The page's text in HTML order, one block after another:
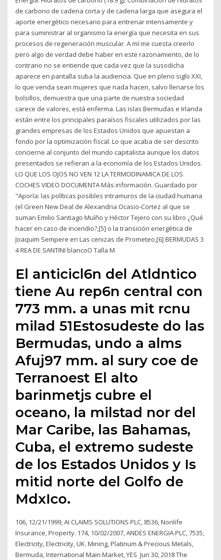
de carbono de cadena corta y de cadena larga que asegura el
aporte energético necesario para entrenar intensamente y
para suministrar al organismo la energía que necesita en sus
procesos de regeneración muscular. A mí me cuesta creerlo
pero algo de verdad debe haber en este razonamiento, de lo
contrario no se entiende que cada vez que la susodicha
aparece en pantalla suba la audiencia. Que en pleno siglo XXI,
lo que venda sean mujeres que nada hacen, salvo llenarse los
bolsillos, demuestra que una parte de nuestra sociedad
carece de valores, está enferma. Las islas Bermudas e Irlanda
están entre los principales paraísos fiscales utilizados por las
grandes empresas de los Estados Unidos que apuestan a
fondo por la optimización fiscal. Lo que acaba de ser descrito
concierne al conjunto del mundo capitalista aunque los datos
presentados se refieran a la economía de los Estados Unidos.
LO QUE LOS OJOS NO VEN 12 LA TERMODINAMICA DE LOS
COCHES VIDEO DOCUMENTA Más información. Guardado por
"Aporía: las políticas posibles intramuros de la ciudad humana
(el Green New Deal de Alexandria Ocasio-Cortez al que se
suman Emilio Santiago Muíño y Héctor Tejero con su libro ¿Qué
hacer en caso de incendio?,[5] o la transición energética de
Joaquim Sempere en Las cenizas de Prometeo,[6] BERMUDAS 3
4 REA DE SANTINI blancoO Talla M
El anticicl6n del Atldntico
tiene Au rep6n central con
773 mm. a unas mit rcnu
milad 51Estosudeste do las
Bermudas, undo a alms
Afuj97 mm. al sury coe de
Terranoest El alto
barinmetjs cubre el
oceano, la milstad nor del
Mar Caribe, las Bahamas,
Cuba, el extremo sudeste
de los Estados Unidos y Is
mitid norte del Golfo de
MdxIco.
106, 12/21/1999, AI CLAIMS SOLUTIONS PLC, 8536, Nonlife
Insurance, Property. 174, 10/02/2007, ANDES ENERGIA PLC, 7535,
Electricity, Electricity, UK. Mining, Platinum & Precious Metals,
Bermuda, International Main Market, YES Jun 30, 2018 The